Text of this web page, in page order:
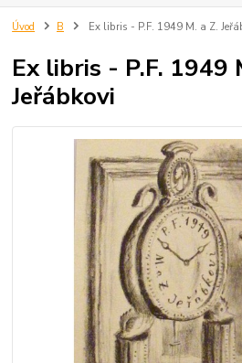
Úvod B Ex libris - P.F. 1949 M. a Z.
Ex libris - P.F. 1949
Jeřábkovi